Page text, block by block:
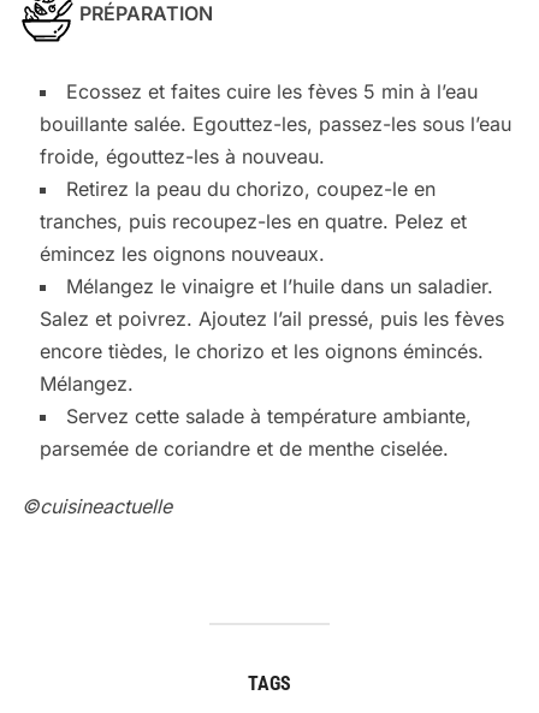
PRÉPARATION
Ecossez et faites cuire les fèves 5 min à l’eau
bouillante salée. Egouttez-les, passez-les sous l’eau
froide, égouttez-les à nouveau.
Retirez la peau du chorizo, coupez-le en
tranches, puis recoupez-les en quatre. Pelez et
émincez les oignons nouveaux.
Mélangez le vinaigre et l’huile dans un saladier.
Salez et poivrez. Ajoutez l’ail pressé, puis les fèves
encore tièdes, le chorizo et les oignons émincés.
Mélangez.
Servez cette salade à température ambiante,
parsemée de coriandre et de menthe ciselée.
©cuisineactuelle
TAGS